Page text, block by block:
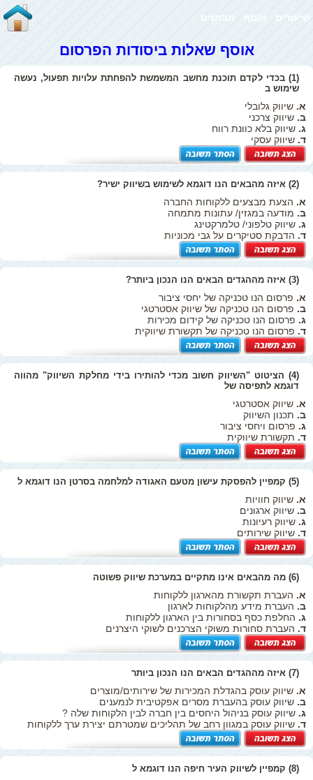
שיעורים אוסף מבחנים
אוסף שאלות ביסודות הפרסום
(1) בכדי לקדם תוכנת מחשב המשמשת להפחתת עלויות תפעול, נעשה
שימוש ב
א. שיווק גלובלי
ב. שיווק צרכני
ג. שיווק בלא כוונת רווח
ד. שיווק עסקי
(2) איזה מהבאים הנו דוגמא לשימוש בשיווק ישיר?
א. הצעת מבצעים ללקוחות החברה
ב. מודעה במגזין/ עתונות מתמחה
ג. שיווק טלפוני/ טלמרקטינג
ד. הדבקת סטיקרים על גבי מכוניות
(3) איזה מההגדים הבאים הנו הנכון ביותר?
א. פרסום הנו טכניקה של יחסי ציבור
ב. פרסום הנו טכניקה של שיווק אסטרטגי
ג. פרסום הנו טכניקה של קידום מכירות
ד. פרסום הנו טכניקה של תקשורת שיווקית
(4) הציטוט "השיווק חשוב מכדי להותירו בידי מחלקת השיווק" מהווה
דוגמא לתפיסה של
א. שיווק אסטרטגי
ב. תכנון השיווק
ג. פרסום ויחסי ציבור
ד. תקשורת שיווקית
(5) קמפיין להפסקת עישון מטעם האגודה למלחמה בסרטן הנו דוגמא ל
א. שיווק חוויות
ב. שיווק ארגונים
ג. שיווק רעיונות
ד. שיווק שירותים
(6) מה מהבאים אינו מתקיים במערכת שיווק פשוטה
א. העברת תקשורת מהארגון ללקוחות
ב. העברת מידע מהלקוחות לארגון
ג. החלפת כסף בסחורות בין הארגון ללקוחות
ד. העברת סחורות משוקי הצרכנים לשוקי היצרנים
(7) איזה מההגדים הבאים הנו הנכון ביותר
א. שיווק עוסק בהגדלת המכירות של שירותים/מוצרים
ב. שיווק עוסק בהעברת מסרים אפקטיבית לנמענים
ג. שיווק עוסק בניהול היחסים בין חברה לבין הלקוחות שלה ?
ד. שיווק עוסק במגוון רחב של תהליכים שמטרתם יצירת ערך ללקוחות
(8) קמפיין לשיווק העיר חיפה הנו דוגמא ל